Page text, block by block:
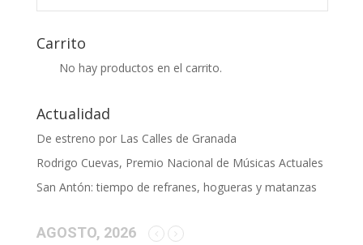
Carrito
No hay productos en el carrito.
Actualidad
De estreno por Las Calles de Granada
Rodrigo Cuevas, Premio Nacional de Músicas Actuales
San Antón: tiempo de refranes, hogueras y matanzas
AGOSTO, 2026